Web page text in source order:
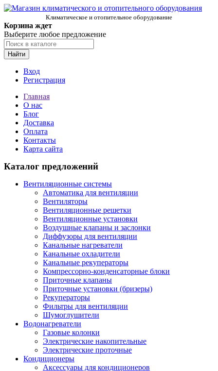
Климатическое и отопительное оборудование
Корзина ждет
Выберите любое предложение
Найти
Вход
Регистрация
Главная
О нас
Блог
Доставка
Оплата
Контакты
Карта сайта
Каталог предложений
Вентиляционные системы
Автоматика для вентиляции
Вентиляторы
Вентиляционные решетки
Вентиляционные установки
Воздушные клапаны и заслонки
Диффузоры для вентиляции
Канальные нагреватели
Канальные охладители
Канальные рекуператоры
Компрессорно-конденсаторные блоки
Приточные клапаны
Приточные установки (бризеры)
Рекуператоры
Фильтры для вентиляции
Шумоглушители
Водонагреватели
Газовые колонки
Электрические накопительные
Электрические проточные
Кондиционеры
Аксессуары для кондиционеров